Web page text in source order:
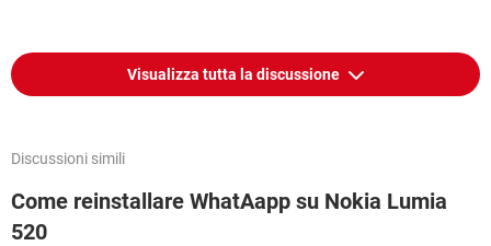
Visualizza tutta la discussione
Discussioni simili
Come reinstallare WhatAapp su Nokia Lumia
520